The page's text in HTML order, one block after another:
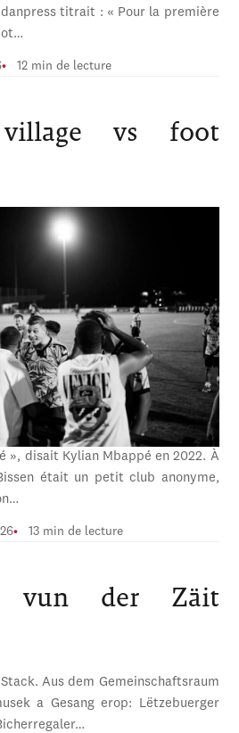
titrait : « Pour la première
12 min de lecture
vs foot
», disait Kylian Mbappé en 2022. À
était un petit club anonyme,
13 min de lecture
vun der Zäit
Aus dem Gemeinschaftsraum
a Gesang erop: Lëtzebuerger